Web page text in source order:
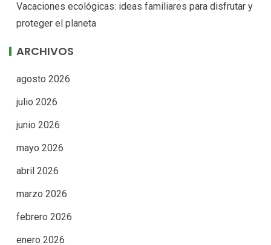
Vacaciones ecológicas: ideas familiares para disfrutar y
proteger el planeta
ARCHIVOS
agosto 2026
julio 2026
junio 2026
mayo 2026
abril 2026
marzo 2026
febrero 2026
enero 2026